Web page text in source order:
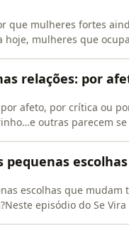
que mulheres fortes
mulheres que
relações: por
afeto, por crítica ou
outras parecem
pequenas
escolhas que
episódio do Se